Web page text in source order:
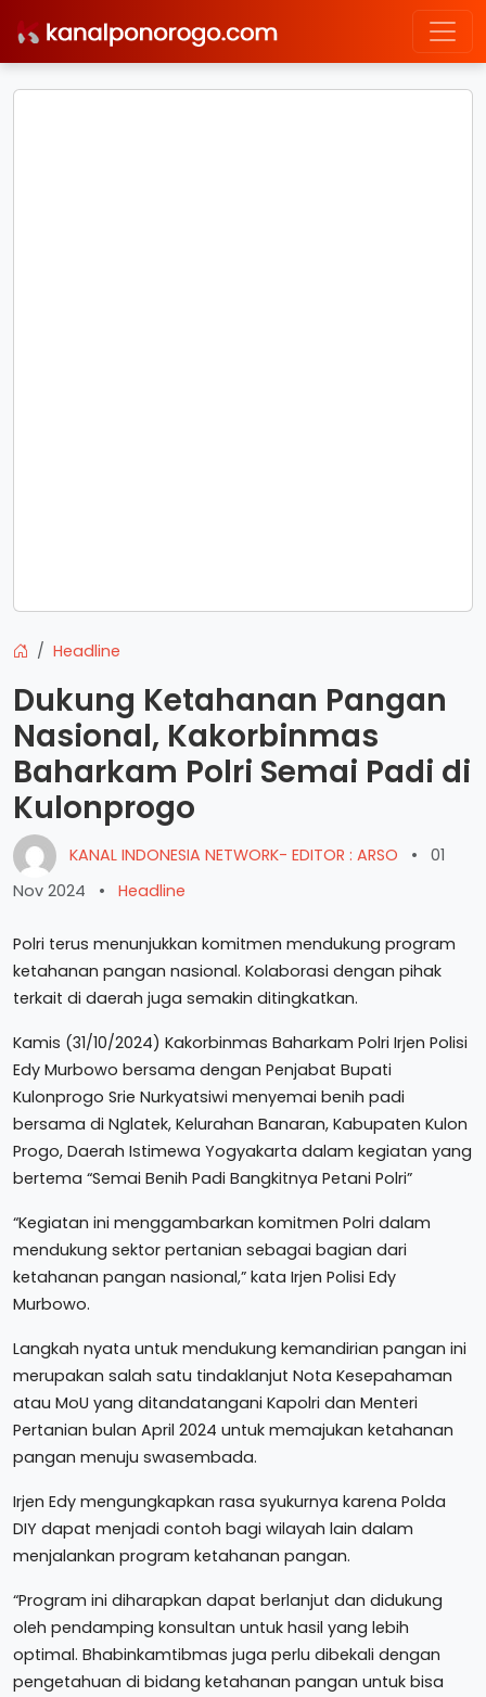
Headline
Dukung Ketahanan Pangan
Nasional, Kakorbinmas
Baharkam Polri Semai Padi di
Kulonprogo
KANAL INDONESIA NETWORK- EDITOR : ARSO •
01
Nov 2024
• Headline
Polri terus menunjukkan komitmen mendukung program
ketahanan pangan nasional. Kolaborasi dengan pihak
terkait di daerah juga semakin ditingkatkan.
Kamis (31/10/2024) Kakorbinmas Baharkam Polri Irjen Polisi
Edy Murbowo bersama dengan Penjabat Bupati
Kulonprogo Srie Nurkyatsiwi menyemai benih padi
bersama di Nglatek, Kelurahan Banaran, Kabupaten Kulon
Progo, Daerah Istimewa Yogyakarta dalam kegiatan yang
bertema “Semai Benih Padi Bangkitnya Petani Polri”
“Kegiatan ini menggambarkan komitmen Polri dalam
mendukung sektor pertanian sebagai bagian dari
ketahanan pangan nasional,” kata Irjen Polisi Edy
Murbowo.
Langkah nyata untuk mendukung kemandirian pangan ini
merupakan salah satu tindaklanjut Nota Kesepahaman
atau MoU yang ditandatangani Kapolri dan Menteri
Pertanian bulan April 2024 untuk memajukan ketahanan
pangan menuju swasembada.
Irjen Edy mengungkapkan rasa syukurnya karena Polda
DIY dapat menjadi contoh bagi wilayah lain dalam
menjalankan program ketahanan pangan.
“Program ini diharapkan dapat berlanjut dan didukung
oleh pendamping konsultan untuk hasil yang lebih
optimal. Bhabinkamtibmas juga perlu dibekali dengan
pengetahuan di bidang ketahanan pangan untuk bisa